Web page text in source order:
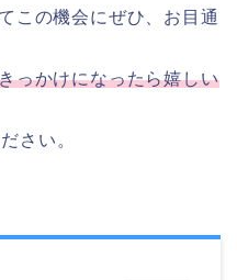
この機会にぜひ、お目通
っかけになったら嬉しい
さい。